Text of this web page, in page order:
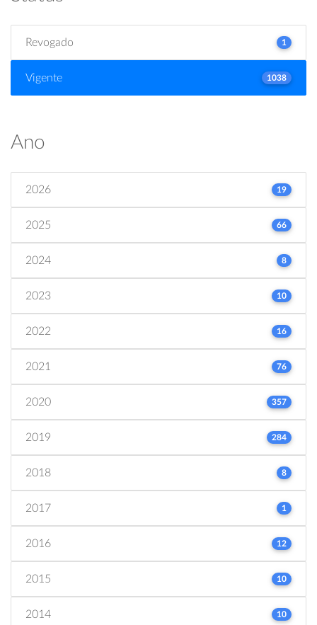
Revogado 1
Vigente 1038
Ano
2026 19
2025 66
2024 8
2023 10
2022 16
2021 76
2020 357
2019 284
2018 8
2017 1
2016 12
2015 10
2014 10